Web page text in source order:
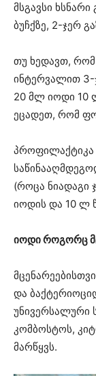
მსგავსი
ბუჩქზე, 2-ჯერ
თუ ხედავთ, რომ
ინტერვალით 3-
20 მლ იოდი 10
ეცადეთ, რომ
პროფილაქტიკა
(როცა ნიადაგი
იოდის და 10 ლ
იოდი როგორც
და
უნივერსალური
კომბოსტოს,
მარწყვს.